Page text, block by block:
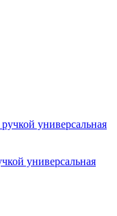
универсальная